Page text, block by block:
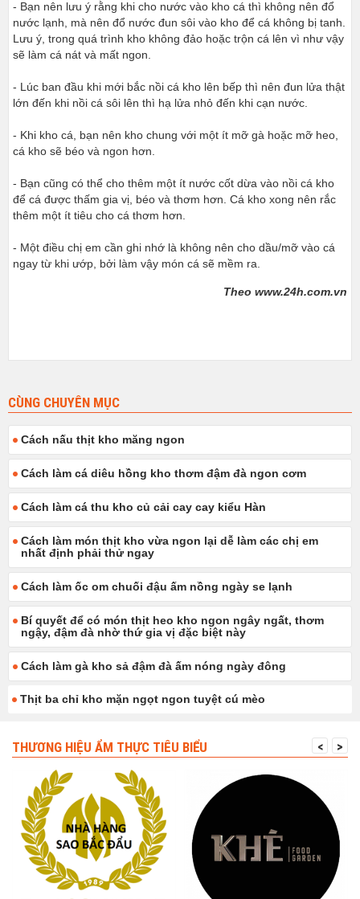
- Bạn nên lưu ý rằng khi cho nước vào kho cá thì không nên đổ
nước lạnh, mà nên đổ nước đun sôi vào kho để cá không bị tanh.
Lưu ý, trong quá trình kho không đảo hoặc trộn cá lên vì như vậy
sẽ làm cá nát và mất ngon.
- Lúc ban đầu khi mới bắc nồi cá kho lên bếp thì nên đun lửa thật
lớn đến khi nồi cá sôi lên thì hạ lửa nhỏ đến khi cạn nước.
- Khi kho cá, bạn nên kho chung với một ít mỡ gà hoặc mỡ heo,
cá kho sẽ béo và ngon hơn.
- Bạn cũng có thể cho thêm một ít nước cốt dừa vào nồi cá kho
để cá được thấm gia vị, béo và thơm hơn. Cá kho xong nên rắc
thêm một ít tiêu cho cá thơm hơn.
- Một điều chị em cần ghi nhớ là không nên cho dầu/mỡ vào cá
ngay từ khi ướp, bởi làm vậy món cá sẽ mềm ra.
Theo www.24h.com.vn
CÙNG CHUYÊN MỤC
Cách nấu thịt kho măng ngon
Cách làm cá diêu hồng kho thơm đậm đà ngon cơm
Cách làm cá thu kho củ cải cay cay kiểu Hàn
Cách làm món thịt kho vừa ngon lại dễ làm các chị em
nhất định phải thử ngay
Cách làm ốc om chuối đậu ấm nồng ngày se lạnh
Bí quyết để có món thịt heo kho ngon ngây ngất, thơm
ngậy, đậm đà nhờ thứ gia vị đặc biệt này
Cách làm gà kho sả đậm đà ấm nóng ngày đông
Thịt ba chỉ kho mặn ngọt ngon tuyệt cú mèo
THƯƠNG HIỆU ẨM THỰC TIÊU BIỂU < >